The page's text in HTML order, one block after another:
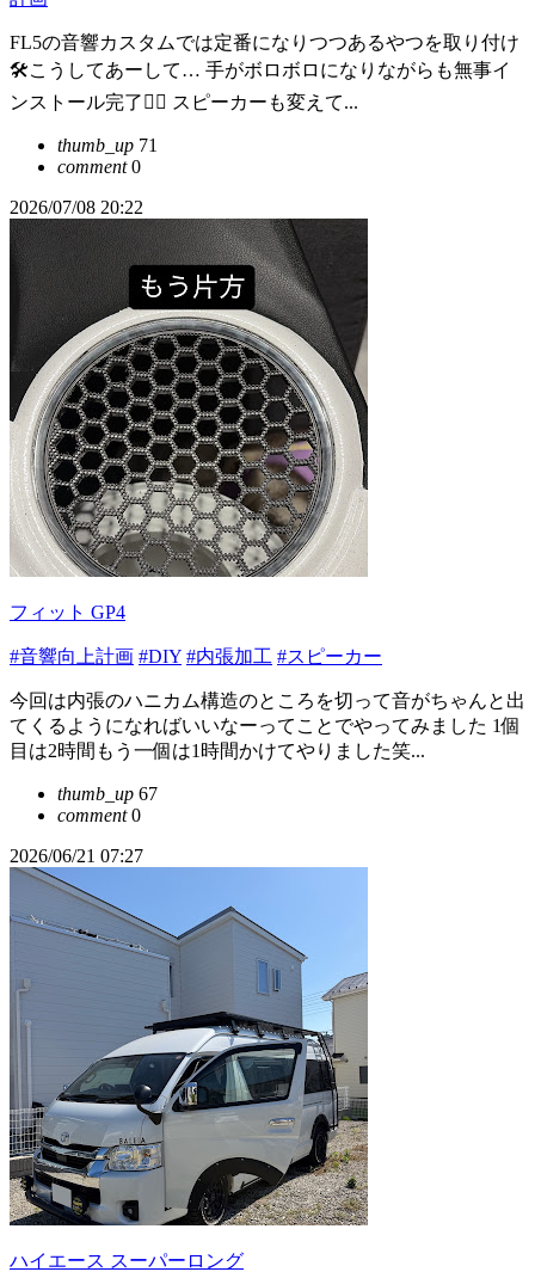
FL5の音響カスタムでは定番になりつつあるやつを取り付け
🛠️こうしてあーして… 手がボロボロになりながらも無事イ
ンストール完了🙆‍♂️ スピーカーも変えて...
thumb_up 71
comment0
2026/07/08 20:22
フィット GP4
#音響向上計画 #DIY #内張加工 #スピーカー
今回は内張のハニカム構造のところを切って音がちゃんと出
てくるようになればいいなーってことでやってみました 1個
目は2時間もう一個は1時間かけてやりました笑...
thumb_up 67
comment0
2026/06/21 07:27
ハイエース スーパーロング